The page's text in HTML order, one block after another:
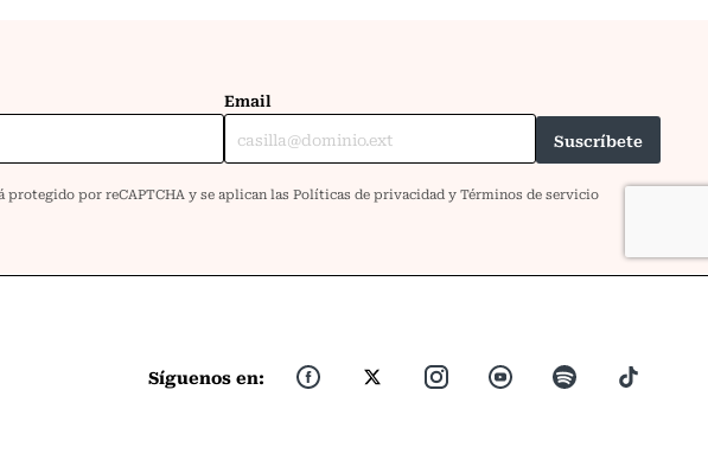
Síguenos en: